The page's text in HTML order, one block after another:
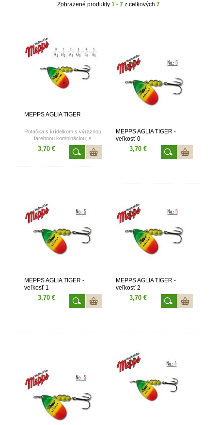
Zobrazené produkty 1 - 7 z celkových 7
MEPPS AGLIA TIGER
Rotačka s krídelkom s výraznou
farebnou kombináciou, s
použitím mikropigmentov
reflexnej farby, spoľahlivá
rotácia. Veľkosti 0, 1, 2, 3, 4, 5
3,70 €
MEPPS AGLIA TIGER -
veľkosť 0
3,70 €
MEPPS AGLIA TIGER -
veľkosť 1
3,70 €
MEPPS AGLIA TIGER -
veľkosť 2
3,70 €